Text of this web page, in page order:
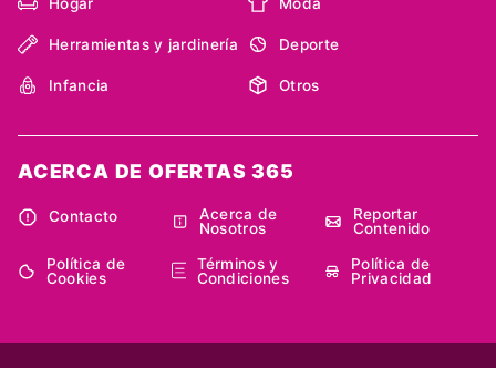
Herramientas y jardinería Deporte
Infancia Otros
ACERCA DE OFERTAS 365
Contacto
Acerca de
Nosotros
Reportar
Contenido
Política de
Cookies
Términos y
Condiciones
Política de
Privacidad